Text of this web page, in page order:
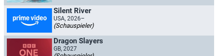
Silent River
USA, 2026–
(Schauspieler)
Dragon Slayers
GB, 2027